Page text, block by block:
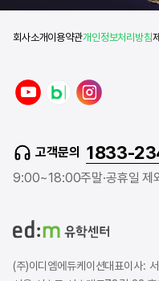
회사소개이용약관개인정보처리방침
u
n
a
r
l
a
고객문의 1833-
9:00~18:00주말·공휴일 제
(주)이디엠에듀케이션대표이사: